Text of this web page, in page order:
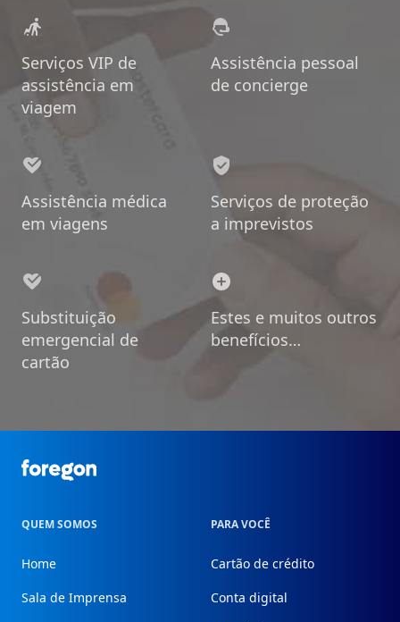
Serviços VIP de
assistência em
viagem
Assistência pessoal
de concierge
Assistência médica
em viagens
Serviços de proteção
a imprevistos
Substituição
emergencial de
cartão
Estes e muitos outros
benefícios…
Foregon.com
QUEM SOMOS
Home
Sala de Imprensa
PARA VOCÊ
Cartão de crédito
Conta digital